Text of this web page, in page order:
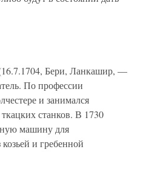
Бери, Ланкашир, —
По профессии
и занимался
станков. В 1730
машину для
и гребенной